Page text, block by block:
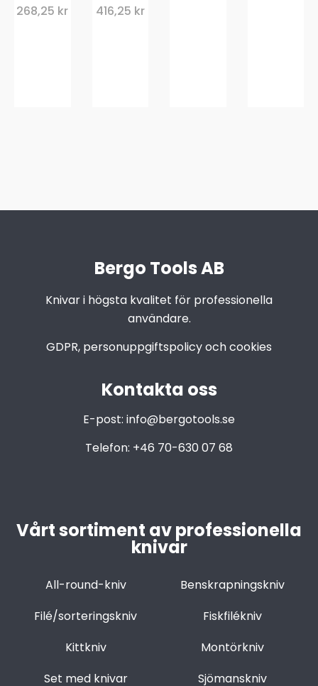
268,25 kr 416,25 kr
Bergo Tools AB
Knivar i högsta kvalitet för professionella
användare.
GDPR, personuppgiftspolicy och cookies
Kontakta oss
E-post: info@bergotools.se
Telefon: +46 70-630 07 68
Vårt sortiment av professionella
knivar
All-round-kniv
Benskrapningskniv
Filé/sorteringskniv
Fiskfilékniv
Kittkniv
Montörkniv
Set med knivar
Sjömanskniv